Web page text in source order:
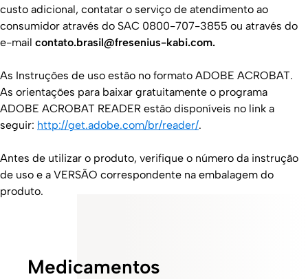
custo adicional, contatar o serviço de atendimento ao
consumidor através do SAC 0800-707-3855 ou através do
e-mail contato.brasil@fresenius-kabi.com.
As Instruções de uso estão no formato ADOBE ACROBAT.
As orientações para baixar gratuitamente o programa
ADOBE ACROBAT READER estão disponíveis no link a
seguir: http://get.adobe.com/br/reader/.
Antes de utilizar o produto, verifique o número da instrução
de uso e a VERSÃO correspondente na embalagem do
produto.
Medicamentos